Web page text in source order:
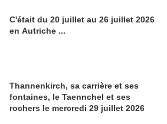
C'était du 20 juillet au 26 juillet 2026
en Autriche ...
Thannenkirch, sa carrière et ses
fontaines, le Taennchel et ses
rochers le mercredi 29 juillet 2026